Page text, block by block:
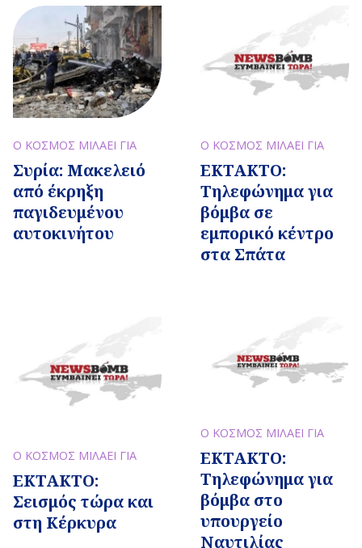
Ο ΚΟΣΜΟΣ ΜΙΛΑΕΙ ΓΙΑ
Συρία: Μακελειό
από έκρηξη
παγιδευμένου
αυτοκινήτου
Ο ΚΟΣΜΟΣ ΜΙΛΑΕΙ ΓΙΑ
ΕΚΤΑΚΤΟ:
Τηλεφώνημα για
βόμβα σε
εμπορικό κέντρο
στα Σπάτα
Ο ΚΟΣΜΟΣ ΜΙΛΑΕΙ ΓΙΑ
ΕΚΤΑΚΤΟ:
Σεισμός τώρα και
στη Κέρκυρα
Ο ΚΟΣΜΟΣ ΜΙΛΑΕΙ ΓΙΑ
ΕΚΤΑΚΤΟ:
Τηλεφώνημα για
βόμβα στο
υπουργείο
Ναυτιλίας